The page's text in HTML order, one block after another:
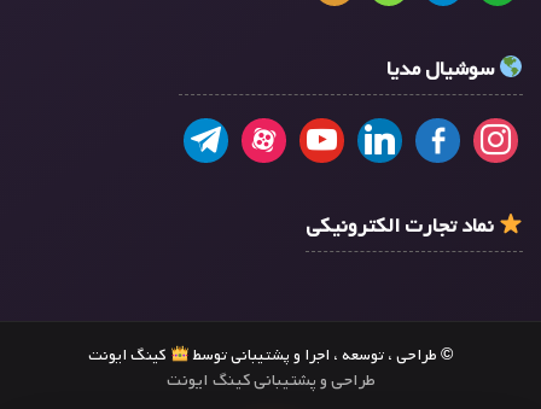
سوشیال مدیا
نماد تجارت الکترونیکی
© طراحی ، توسعه ، اجرا و پشتیبانی توسط کینگ ایونت
طراحی و پشتیبانی کینگ ایونت